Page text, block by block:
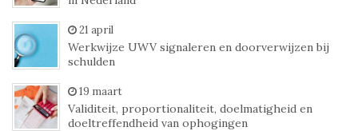
21 april
Werkwijze UWV signaleren en doorverwijzen bij
schulden
19 maart
Validiteit, proportionaliteit, doelmatigheid en
doeltreffendheid van ophogingen